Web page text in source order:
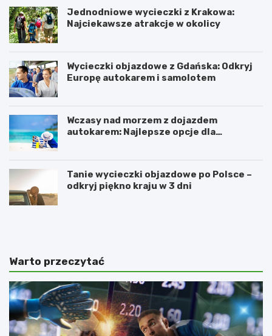
Jednodniowe wycieczki z Krakowa:
Najciekawsze atrakcje w okolicy
Wycieczki objazdowe z Gdańska: Odkryj
Europę autokarem i samolotem
Wczasy nad morzem z dojazdem
autokarem: Najlepsze opcje dla
Tanie wycieczki objazdowe po Polsce –
odkryj piękno kraju w 3 dni
R
w
a
t
S
ł
o
n
O
d
ź
n
o
w
o
c
Warto przeczytać